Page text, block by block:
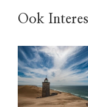
Ook